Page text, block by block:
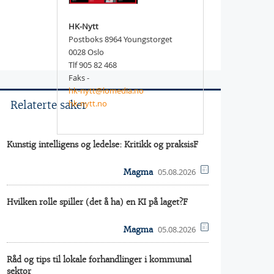
HK-Nytt
Postboks 8964 Youngstorget
0028 Oslo
Tlf 905 82 468
Faks -
hk-nytt@lomedia.no
hk-nytt.no
Relaterte saker
Kunstig intelligens og ledelse: Kritikk og praksisF
Magma 05.08.2026
Hvilken rolle spiller (det å ha) en KI på laget?F
Magma 05.08.2026
Råd og tips til lokale forhandlinger i kommunal
sektor